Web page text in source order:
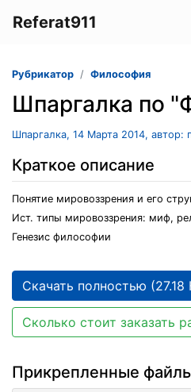
Referat911
Рубрикатор Философия
Шпаргалка по
Шпаргалка, 14 Марта 2014, автор:
Краткое описание
Понятие мировоззрения и его
Ист. типы мировоззрения: миф,
Генезис философии
Скачать полностью (27.18
Сколько стоит заказать
Прикрепленные